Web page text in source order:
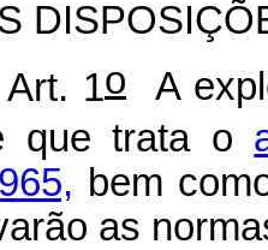
Art. 1oA
que trata o
bem
as